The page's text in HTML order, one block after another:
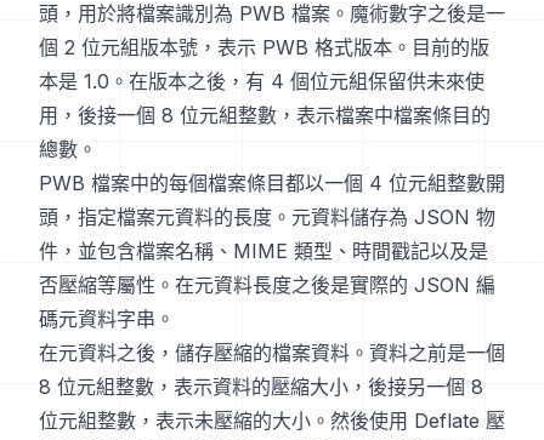
頭，用於將檔案識別為 PWB 檔案。魔術數字之後是一
個 2 位元組版本號，表示 PWB 格式版本。目前的版
本是 1.0。在版本之後，有 4 個位元組保留供未來使
用，後接一個 8 位元組整數，表示檔案中檔案條目的
總數。
PWB 檔案中的每個檔案條目都以一個 4 位元組整數開
頭，指定檔案元資料的長度。元資料儲存為 JSON 物
件，並包含檔案名稱、MIME 類型、時間戳記以及是
否壓縮等屬性。在元資料長度之後是實際的 JSON 編
碼元資料字串。
在元資料之後，儲存壓縮的檔案資料。資料之前是一個
8 位元組整數，表示資料的壓縮大小，後接另一個 8
位元組整數，表示未壓縮的大小。然後使用 Deflate 壓